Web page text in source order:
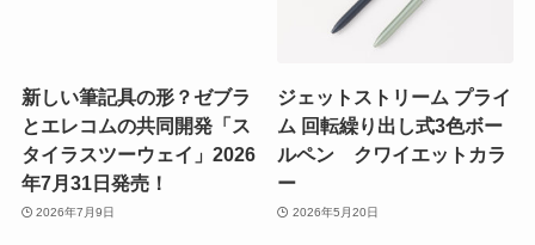
新しい筆記具の形？ゼブラ
とエレコムの共同開発「ス
タイラスツーウェイ」2026
年7月31日発売！
2026年7月9日
ジェットストリーム プライ
ム 回転繰り出し式3色ボー
ルペン クワイエットカラ
ー
2026年5月20日